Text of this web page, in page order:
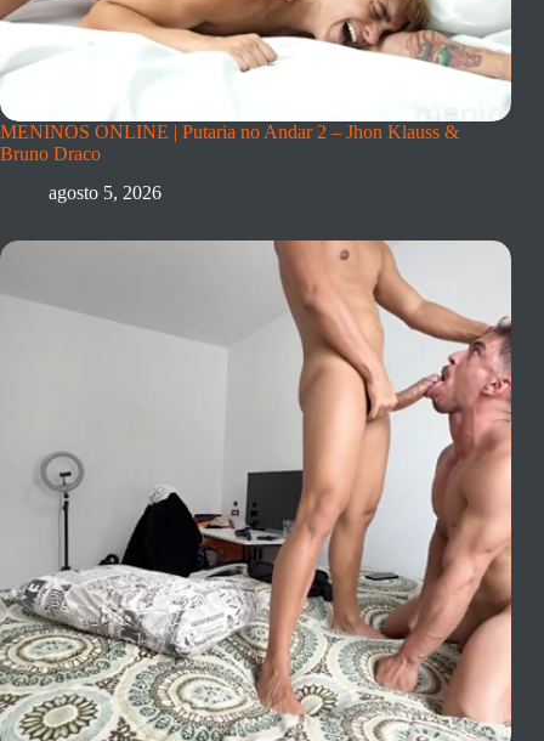
MENINOS ONLINE | Putaria no Andar 2 – Jhon Klauss &
Bruno Draco
agosto 5, 2026